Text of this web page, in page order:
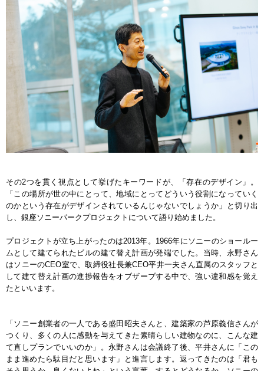
その2つを貫く視点として挙げたキーワードが、「存在のデザイン」。
「この場所が世の中にとって、地域にとってどういう役割になっていく
のかという存在がデザインされているんじゃないでしょうか」と切り出
し、銀座ソニーパークプロジェクトについて語り始めました。
プロジェクトが立ち上がったのは2013年。1966年にソニーのショールー
ムとして建てられたビルの建て替え計画が発端でした。当時、永野さん
はソニーのCEO室で、取締役社長兼CEO平井一夫さん直属のスタッフと
して建て替え計画の進捗報告をオブザーブする中で、強い違和感を覚え
たといいます。
「ソニー創業者の一人である盛田昭夫さんと、建築家の芦原義信さんが
つくり、多くの人に感動を与えてきた素晴らしい建物なのに、こんな建
て直しプランでいいのか」。永野さんは会議終了後、平井さんに「この
まま進めたら駄目だと思います」と進言します。返ってきたのは「君も